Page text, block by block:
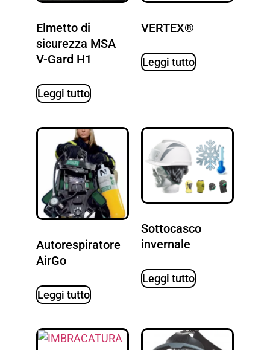
Elmetto di
sicurezza MSA
V-Gard H1
Leggi tutto
VERTEX®
Leggi tutto
Autorespiratore
AirGo
Leggi tutto
Sottocasco
invernale
Leggi tutto